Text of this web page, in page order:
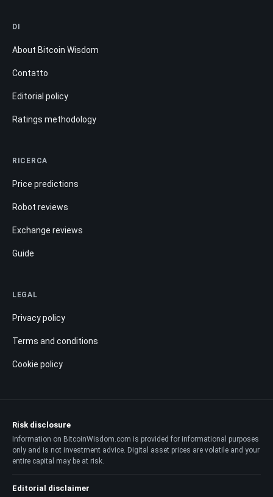
DI
About Bitcoin Wisdom
Contatto
Editorial policy
Ratings methodology
RICERCA
Price predictions
Robot reviews
Exchange reviews
Guide
LEGAL
Privacy policy
Terms and conditions
Cookie policy
Risk disclosure
Information on BitcoinWisdom.com is provided for informational purposes
only and is not investment advice. Digital asset prices are volatile and your
entire capital may be at risk.
Editorial disclaimer